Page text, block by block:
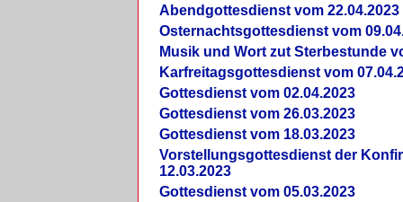
Abendgottesdienst vom 22.04.2023
Osternachtsgottesdienst vom
Musik und Wort zut Sterbestunde
Karfreitagsgottesdienst vom
Gottesdienst vom 02.04.2023
Gottesdienst vom 26.03.2023
Gottesdienst vom 18.03.2023
Vorstellungsgottesdienst der
12.03.2023
Gottesdienst vom 05.03.2023